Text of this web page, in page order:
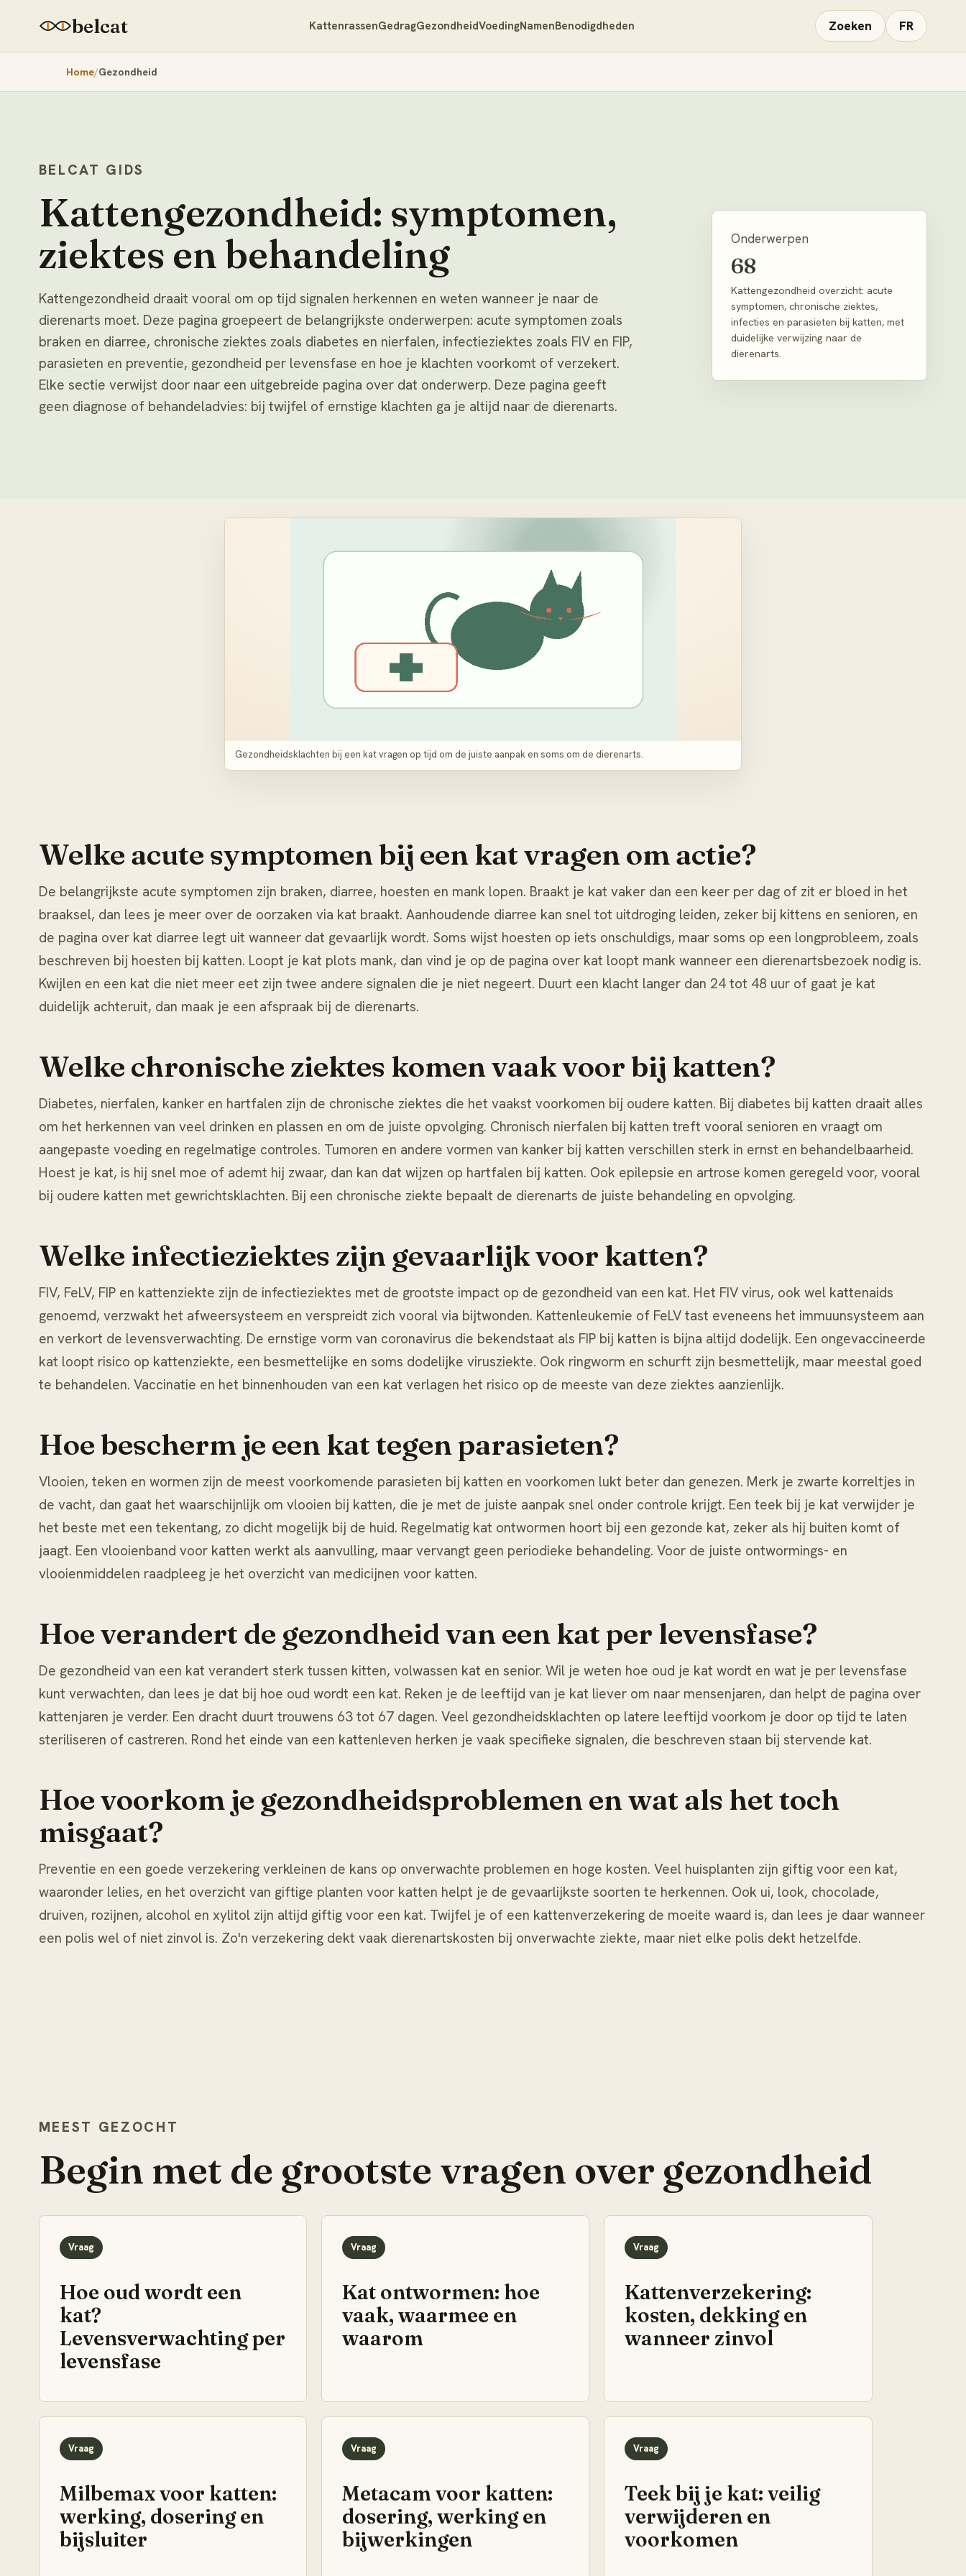
belcat KattenrassenGedragGezondheidVoedingNamenBenodigdheden Zoeken FR
Home Gezondheid
BELCAT GIDS
Kattengezondheid: symptomen,
ziektes en behandeling
Kattengezondheid draait vooral om op tijd signalen herkennen en weten wanneer je naar de
dierenarts moet. Deze pagina groepeert de belangrijkste onderwerpen: acute symptomen zoals
braken en diarree, chronische ziektes zoals diabetes en nierfalen, infectieziektes zoals FIV en FIP,
parasieten en preventie, gezondheid per levensfase en hoe je klachten voorkomt of verzekert.
Elke sectie verwijst door naar een uitgebreide pagina over dat onderwerp. Deze pagina geeft
geen diagnose of behandeladvies: bij twijfel of ernstige klachten ga je altijd naar de dierenarts.
Onderwerpen
68
Kattengezondheid overzicht: acute
symptomen, chronische ziektes,
infecties en parasieten bij katten, met
duidelijke verwijzing naar de
dierenarts.
Gezondheidsklachten bij een kat vragen op tijd om de juiste aanpak en soms om de dierenarts.
Welke acute symptomen bij een kat vragen om actie?
De belangrijkste acute symptomen zijn braken, diarree, hoesten en mank lopen. Braakt je kat vaker dan een keer per dag of zit er bloed in het
braaksel, dan lees je meer over de oorzaken via kat braakt. Aanhoudende diarree kan snel tot uitdroging leiden, zeker bij kittens en senioren, en
de pagina over kat diarree legt uit wanneer dat gevaarlijk wordt. Soms wijst hoesten op iets onschuldigs, maar soms op een longprobleem, zoals
beschreven bij hoesten bij katten. Loopt je kat plots mank, dan vind je op de pagina over kat loopt mankwanneer een dierenartsbezoek nodig is.
Kwijlen en een kat die niet meer eet zijn twee andere signalen die je niet negeert. Duurt een klacht langer dan 24 tot 48 uur of gaat je kat
duidelijk achteruit, dan maak je een afspraak bij de dierenarts.
Welke chronische ziektes komen vaak voor bij katten?
Diabetes, nierfalen, kanker en hartfalen zijn de chronische ziektes die het vaakst voorkomen bij oudere katten. Bij diabetes bij katten draait alles
om het herkennen van veel drinken en plassen en om de juiste opvolging. Chronisch nierfalen bij katten treft vooral senioren en vraagt om
aangepaste voeding en regelmatige controles. Tumoren en andere vormen van kanker bij katten verschillen sterk in ernst en behandelbaarheid.
Hoest je kat, is hij snel moe of ademt hij zwaar, dan kan dat wijzen op hartfalen bij katten. Ook epilepsie en artrose komen geregeld voor, vooral
bij oudere katten met gewrichtsklachten. Bij een chronische ziekte bepaalt de dierenarts de juiste behandeling en opvolging.
Welke infectieziektes zijn gevaarlijk voor katten?
FIV, FeLV, FIP en kattenziekte zijn de infectieziektes met de grootste impact op de gezondheid van een kat. Het FIVvirus, ook wel kattenaids
genoemd, verzwakt het afweersysteem en verspreidt zich vooral via bijtwonden. Kattenleukemie of FeLVtast eveneens het immuunsysteem aan
en verkort de levensverwachting. De ernstige vorm van coronavirus die bekendstaat als FIP bij katten is bijna altijd dodelijk. Een ongevaccineerde
kat loopt risico op kattenziekte, een besmettelijke en soms dodelijke virusziekte. Ook ringworm en schurft zijn besmettelijk, maar meestal goed
te behandelen. Vaccinatie en het binnenhouden van een kat verlagen het risico op de meeste van deze ziektes aanzienlijk.
Hoe bescherm je een kat tegen parasieten?
Vlooien, teken en wormen zijn de meest voorkomende parasieten bij katten en voorkomen lukt beter dan genezen. Merk je zwarte korreltjes in
de vacht, dan gaat het waarschijnlijk om vlooien bij katten, die je met de juiste aanpak snel onder controle krijgt. Een teek bij je kat verwijder je
het beste met een tekentang, zo dicht mogelijk bij de huid. Regelmatig kat ontwormen hoort bij een gezonde kat, zeker als hij buiten komt of
jaagt. Een vlooienband voor katten werkt als aanvulling, maar vervangt geen periodieke behandeling. Voor de juiste ontwormings- en
vlooienmiddelen raadpleeg je het overzicht van medicijnen voor katten.
Hoe verandert de gezondheid van een kat per levensfase?
De gezondheid van een kat verandert sterk tussen kitten, volwassen kat en senior. Wil je weten hoe oud je kat wordt en wat je per levensfase
kunt verwachten, dan lees je dat bij hoe oud wordt een kat. Reken je de leeftijd van je kat liever om naar mensenjaren, dan helpt de pagina over
kattenjaren je verder. Een dracht duurt trouwens 63 tot 67 dagen. Veel gezondheidsklachten op latere leeftijd voorkom je door op tijd te laten
steriliseren of castreren. Rond het einde van een kattenleven herken je vaak specifieke signalen, die beschreven staan bij stervende kat.
Hoe voorkom je gezondheidsproblemen en wat als het toch
misgaat?
Preventie en een goede verzekering verkleinen de kans op onverwachte problemen en hoge kosten. Veel huisplanten zijn giftig voor een kat,
waaronder lelies, en het overzicht van giftige planten voor katten helpt je de gevaarlijkste soorten te herkennen. Ook ui, look, chocolade,
druiven, rozijnen, alcohol en xylitol zijn altijd giftig voor een kat. Twijfel je of een kattenverzekeringde moeite waard is, dan lees je daar wanneer
een polis wel of niet zinvol is. Zo'n verzekering dekt vaak dierenartskosten bij onverwachte ziekte, maar niet elke polis dekt hetzelfde.
MEEST GEZOCHT
Begin met de grootste vragen over gezondheid
Vraag
Hoe oud wordt een
kat?
Levensverwachting per
levensfase
Vraag
Kat ontwormen: hoe
vaak, waarmee en
waarom
Vraag
Kattenverzekering:
kosten, dekking en
wanneer zinvol
Vraag
Milbemax voor katten:
werking, dosering en
bijsluiter
Vraag
Metacam voor katten:
dosering, werking en
bijwerkingen
Vraag
Teek bij je kat: veilig
verwijderen en
voorkomen